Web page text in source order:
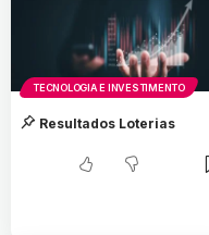
TECNOLOGIA E INVESTIMENTO
Resultados Loterias